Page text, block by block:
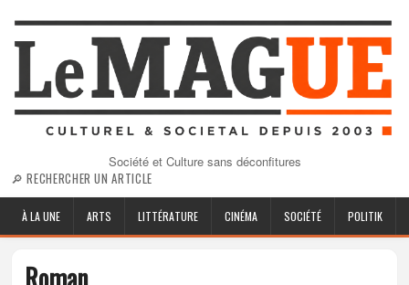
Société et Culture sans déconfitures
🔎 RECHERCHER UN ARTICLE
À LA UNE ARTS LITTÉRATURE CINÉMA SOCIÉTÉ POLITIK